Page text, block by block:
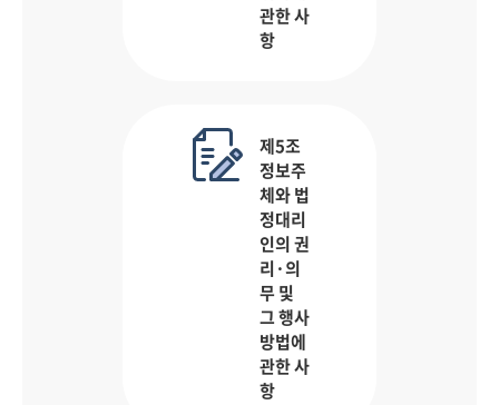
관한 사
항
제5조
정보주
체와 법
정대리
인의 권
리·의
무 및
그 행사
방법에
관한 사
항